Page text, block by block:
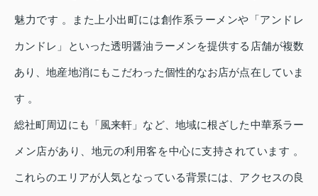
魅力です 。また上小出町には創作系ラーメンや「アンドレ
カンドレ」といった透明醤油ラーメンを提供する店舗が複数
あり、地産地消にもこだわった個性的なお店が点在していま
す 。
総社町周辺にも「風来軒」など、地域に根ざした中華系ラー
メン店があり、地元の利用客を中心に支持されています 。
これらのエリアが人気となっている背景には、アクセスの良